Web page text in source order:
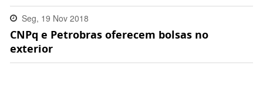
Seg, 19 Nov 2018
16:50:00 -0200
CNPq e Petrobras oferecem bolsas no
exterior